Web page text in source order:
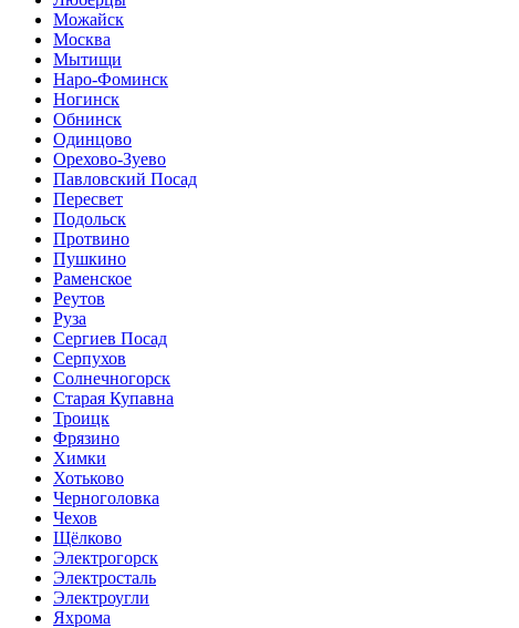
Можайск
Москва
Мытищи
Наро-Фоминск
Ногинск
Обнинск
Одинцово
Орехово-Зуево
Павловский Посад
Пересвет
Подольск
Протвино
Пушкино
Раменское
Реутов
Руза
Сергиев Посад
Серпухов
Солнечногорск
Старая Купавна
Троицк
Фрязино
Химки
Хотьково
Черноголовка
Чехов
Щёлково
Электрогорск
Электросталь
Электроугли
Яхрома